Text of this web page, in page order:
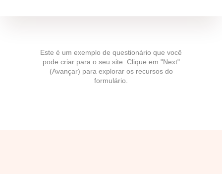
Este é um exemplo de questionário que você
pode criar para o seu site. Clique em "Next"
(Avançar) para explorar os recursos do
formulário.